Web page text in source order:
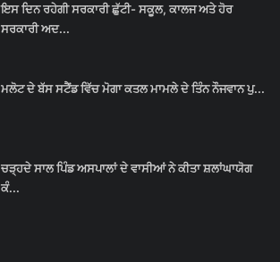
ਇਸ ਦਿਨ ਰਹੇਗੀ ਸਰਕਾਰੀ ਛੁੱਟੀ- ਸਕੂਲ, ਕਾਲਜ ਅਤੇ ਹੋਰ
ਸਰਕਾਰੀ ਅਦ...
ਮਲੋਟ ਦੇ ਬੱਸ ਸਟੈਂਡ ਵਿੱਚ ਮੋਗਾ ਕਤਲ ਮਾਮਲੇ ਦੇ ਤਿੰਨ ਨੌਜਵਾਨ ਪੁ...
ਚੜ੍ਹਦੇ ਸਾਲ ਪਿੰਡ ਅਸਪਾਲਾਂ ਦੇ ਵਾਸੀਆਂ ਨੇ ਕੀਤਾ ਸ਼ਲਾਂਘਾਯੋਗ
ਕੰ...